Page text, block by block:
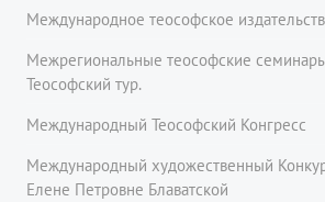
Международное теософское
Межрегиональные теософские
Теософский тур.
Международный Теософский Конгресс
Международный художественный
Елене Петровне Блаватской